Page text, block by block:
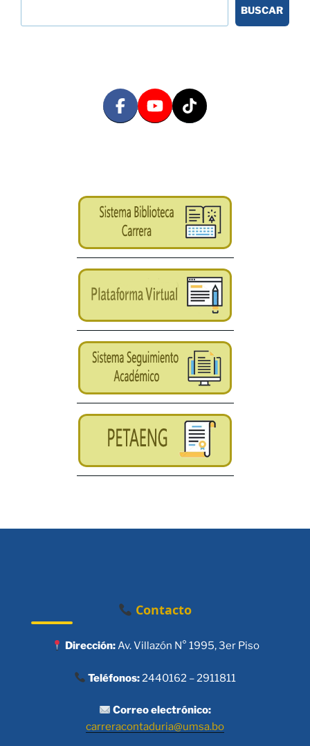
BUSCAR
Contacto
Dirección:Av. Villazón N° 1995, 3er Piso
Teléfonos:2440162 – 2911811
Correo electrónico:
carreracontaduria@umsa.bo